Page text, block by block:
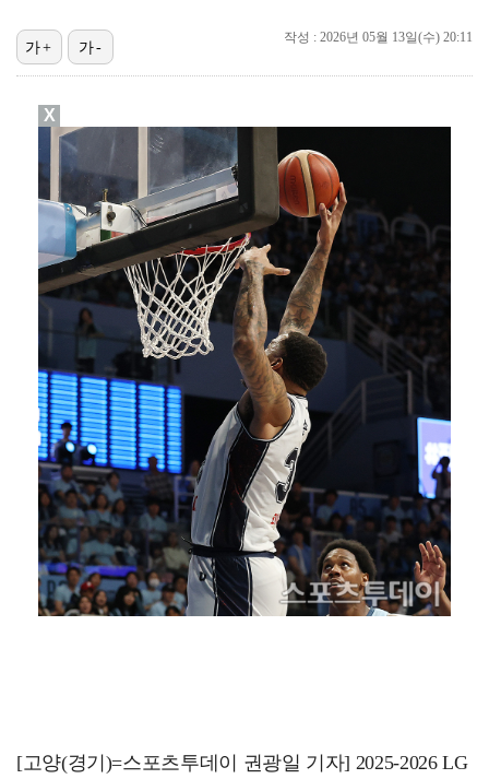
에스파, 고척돔 입성…공연 시작 40분 만에 첫 인사 …
'첫 승 도전' 장은수 "우승 의식하기보다 내 플레이에…
한국 남자배구, 중국 3-0 완파하고 동아시아선수권 결…
작성 : 2026년 05월 13일(수) 20:11
가+ 가-
[고양(경기)=스포츠투데이 권광일 기자] 2025-2026 LG
X